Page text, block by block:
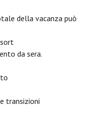
della vacanza può
da sera.
transizioni